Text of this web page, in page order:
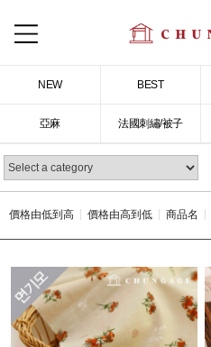
NEW BEST
亞麻 法國刺繡/被子
價格由低到高 價格由高到低 商品名